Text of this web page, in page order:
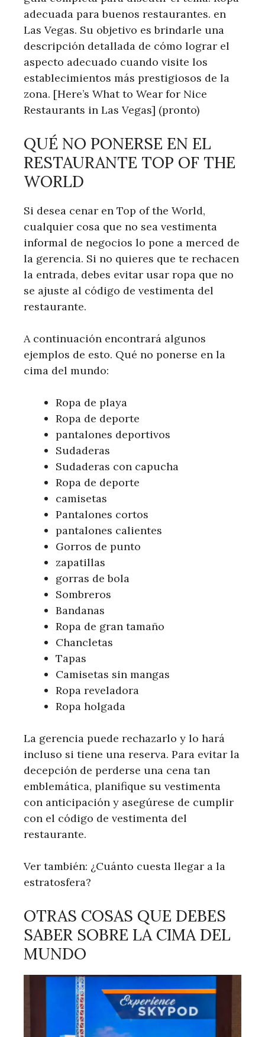
adecuada para buenos restaurantes. en
Las Vegas. Su objetivo es brindarle una
descripción detallada de cómo lograr el
aspecto adecuado cuando visite los
establecimientos más prestigiosos de la
zona. [Here’s What to Wear for Nice
Restaurants in Las Vegas] (pronto)
QUÉ NO PONERSE EN EL
RESTAURANTE TOP OF THE
WORLD
Si desea cenar en Top of the World,
cualquier cosa que no sea vestimenta
informal de negocios lo pone a merced de
la gerencia. Si no quieres que te rechacen
la entrada, debes evitar usar ropa que no
se ajuste al código de vestimenta del
restaurante.
A continuación encontrará algunos
ejemplos de esto. Qué no ponerse en la
cima del mundo:
Ropa de playa
Ropa de deporte
pantalones deportivos
Sudaderas
Sudaderas con capucha
Ropa de deporte
camisetas
Pantalones cortos
pantalones calientes
Gorros de punto
zapatillas
gorras de bola
Sombreros
Bandanas
Ropa de gran tamaño
Chancletas
Tapas
Camisetas sin mangas
Ropa reveladora
Ropa holgada
La gerencia puede rechazarlo y lo hará
incluso si tiene una reserva. Para evitar la
decepción de perderse una cena tan
emblemática, planifique su vestimenta
con anticipación y asegúrese de cumplir
con el código de vestimenta del
restaurante.
Ver también: ¿Cuánto cuesta llegar a la
estratosfera?
OTRAS COSAS QUE DEBES
SABER SOBRE LA CIMA DEL
MUNDO